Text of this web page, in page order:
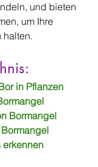
und bieten
um Ihre
halten.
in Pflanzen
Bormangel
erkennen